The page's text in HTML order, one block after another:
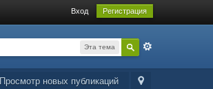
Вход Регистрация
Эта тема
Просмотр новых публикаций